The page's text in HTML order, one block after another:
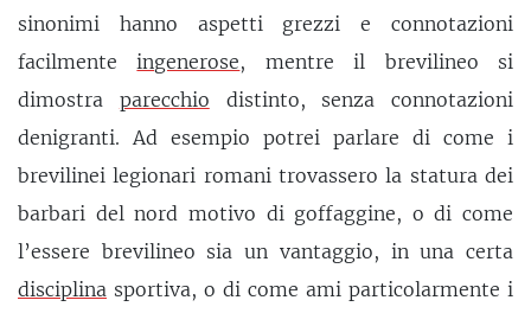
sinonimi hanno aspetti grezzi e connotazioni
facilmenteingenerose, mentre il brevilineo si
dimostra parecchio distinto, senza connotazioni
denigranti. Ad esempio potrei parlare di come i
brevilinei legionari romani trovassero la statura dei
barbari del nord motivo di goffaggine, o di come
l’essere brevilineo sia un vantaggio, in una certa
disciplina sportiva, o di come ami particolarmente i